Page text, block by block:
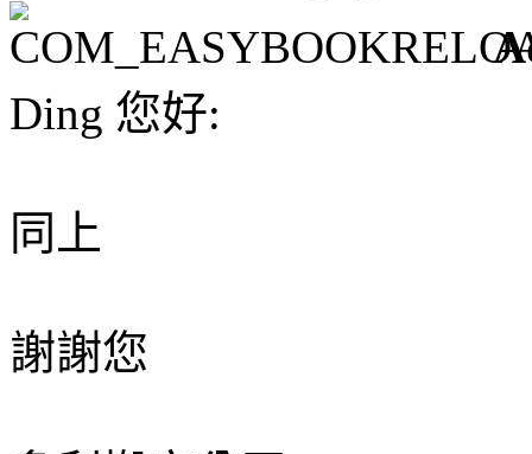
Ding 您好:
同上
謝謝您